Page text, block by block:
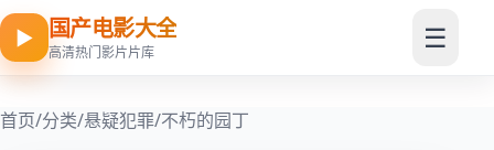
▶ 国产电影大全
高清热门影片片库 ☰
首页/分类/悬疑犯罪/不朽的园丁